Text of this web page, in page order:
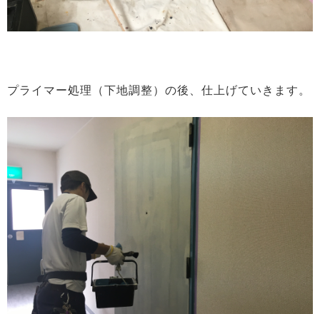
プライマー処理（下地調整）の後、仕上げていきます。